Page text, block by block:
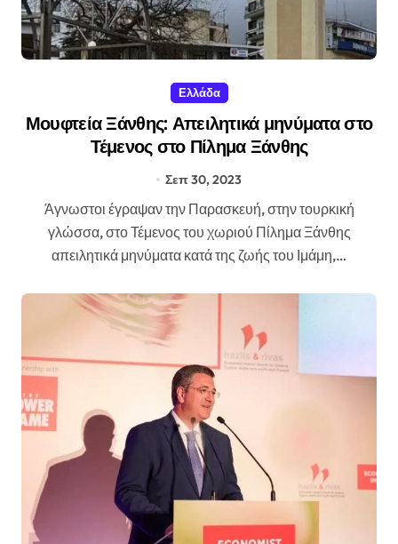
Ελλάδα
Μουφτεία Ξάνθης: Απειλητικά μηνύματα στο
Τέμενος στο Πίλημα Ξάνθης
Σεπ 30, 2023
Άγνωστοι έγραψαν την Παρασκευή, στην τουρκική
γλώσσα, στο Τέμενος του χωριού Πίλημα Ξάνθης
απειλητικά μηνύματα κατά της ζωής του Ιμάμη,…